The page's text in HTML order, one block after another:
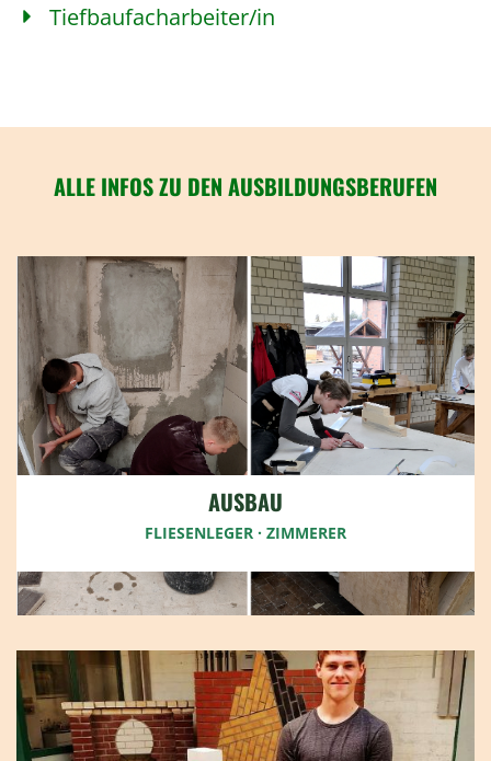
Tiefbaufacharbeiter/in
ALLE INFOS ZU DEN AUSBILDUNGSBERUFEN
AUSBAU
FLIESENLEGER · ZIMMERER